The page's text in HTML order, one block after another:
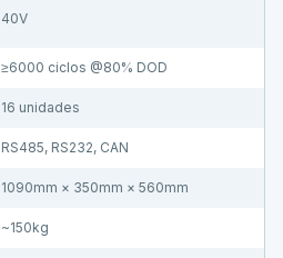
40V
≥6000 ciclos @80% DOD
16 unidades
RS485, RS232, CAN
1090mm × 350mm × 560mm
~150kg